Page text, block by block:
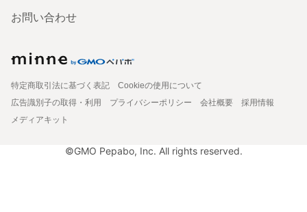
お問い合わせ
特定商取引法に基づく表記
Cookieの使用について
広告識別子の取得・利用
プライバシーポリシー 会社概要
採用情報
メディアキット
©GMO Pepabo, Inc. All rights reserved.